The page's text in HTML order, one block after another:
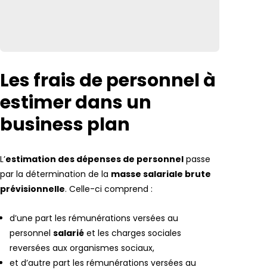
Les frais de personnel à
estimer dans un
business plan
L’estimation des dépenses de personnel passe
par la détermination de la masse salariale brute
prévisionnelle. Celle-ci comprend :
d’une part les rémunérations versées au
personnel salarié et les charges sociales
reversées aux organismes sociaux,
et d’autre part les rémunérations versées au